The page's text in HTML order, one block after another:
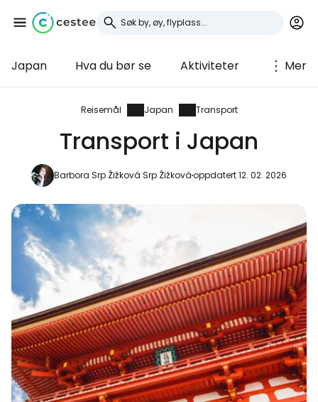
Japan Hva du bør se Aktiviteter Mer
Reisemål Japan Transport
Transport i Japan
Barbora Srp Žižková Srp Žižkováoppdatert 12. 02. 2026
Logg inn på Cestee
... det verdensomspennende
Fortsett med Google
Fortsett med Facebook
Fortsett med e-post